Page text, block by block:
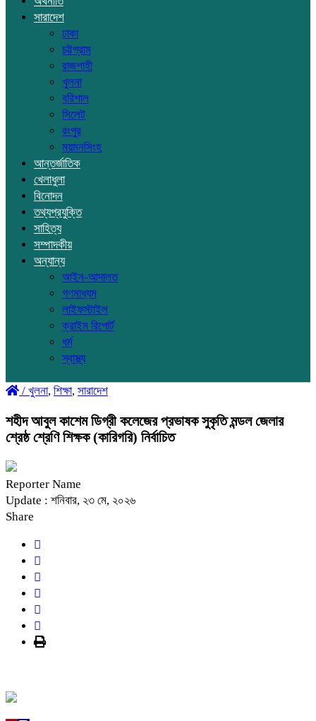
সারাদেশ
ঢাকা
চট্টগ্রাম
রাজশাহী
খুলনা
বরিশাল
সিলেট
রংপুর
ময়মনসিংহ
আন্তর্জাতিক
খেলাধুলা
বিনোদন
তথ্যপ্রযুক্তি
সাহিত্য
সম্পাদকীয়
অন্যান্য
আইন-আদালত
গণমাধ্যম
লাইফস্টাইল
ক্রাইম রিপোর্ট
ধর্ম
স্বাস্থ্য
/ খুলনা, শিক্ষা, সারাদেশ
শহীদ আবুল কাশেম ডিগ্রী কলেজের প্রভাষক সুকৃতি মন্ডল জেলার
শ্রেষ্ঠ শ্রেণি শিক্ষক (কারিগরি) নির্বাচিত
Reporter Name
Update : শনিবার, ২৩ মে, ২০২৬
Share